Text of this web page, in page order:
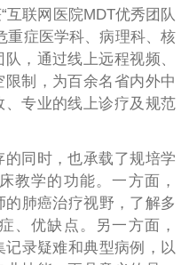
互联网医院MDT优秀团队
重症医学科、病理科、核
，通过线上远程视频、
制，为百余名省内外中
专业的线上诊疗及规范
同时，也承载了规培学
教学的功能。一方面，
的肺癌治疗视野，了解多
、优缺点。另一方面，
记录疑难和典型病例，以